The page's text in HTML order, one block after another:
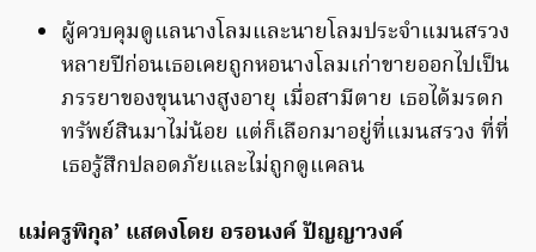
ผู้ควบคุมดูแลนางโลมและนายโลมประจำแมนสรวง
หลายปีก่อนเธอเคยถูกหอนางโลมเก่าขายออกไปเป็น
ภรรยาของขุนนางสูงอายุ เมื่อสามีตาย เธอได้มรดก
ทรัพย์สินมาไม่น้อย แต่ก็เลือกมาอยู่ที่แมนสรวง ที่ที่
เธอรู้สึกปลอดภัยและไม่ถูกดูแคลน
แม่ครูพิกุล’ แสดงโดย อรอนงค์ ปัญญาวงค์